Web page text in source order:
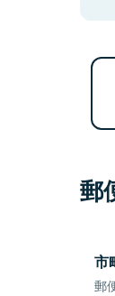
郵
市
郵